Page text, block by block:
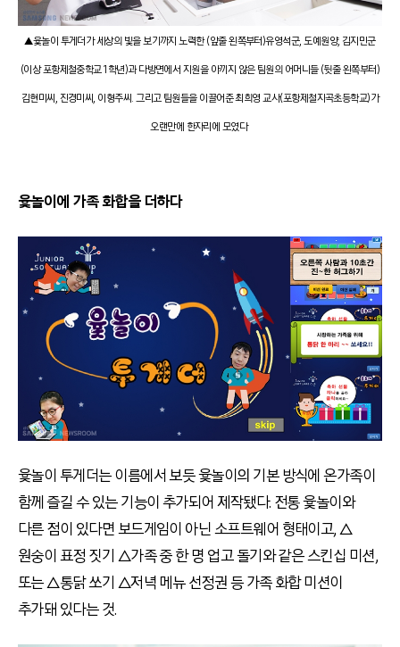
▲윷놀이 투게더가 세상의 빛을 보기까지 노력한 (앞줄 왼쪽부터)유영석군, 도예원양, 김지민군
(이상 포항제철중학교 1학년)과 다방면에서 지원을 아끼지 않은 팀원의 어머니들 (뒷줄 왼쪽부터)
김현미씨, 진경미씨, 이형주씨. 그리고 팀원들을 이끌어준 최희영 교사(포항제철지곡초등학교)가
오랜만에 한자리에 모였다
윷놀이에 가족 화합을 더하다
윷놀이 투게더는 이름에서 보듯 윷놀이의 기본 방식에 온가족이
함께 즐길 수 있는 기능이 추가되어 제작됐다. 전통 윷놀이와
다른 점이 있다면 보드게임이 아닌 소프트웨어 형태이고, △
원숭이 표정 짓기 △가족 중 한 명 업고 돌기와 같은 스킨십 미션,
또는 △통닭 쏘기 △저녁 메뉴 선정권 등 가족 화합 미션이
추가돼 있다는 것.